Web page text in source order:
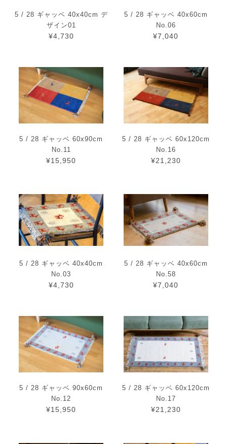
5 / 28 ギャッベ 40x40cm デ
ザイン01
¥4,730
5 / 28 ギャッベ 40x60cm
No.06
¥7,040
5 / 28 ギャッベ 60x90cm
No.11
¥15,950
5 / 28 ギャッベ 60x120cm
No.16
¥21,230
5 / 28 ギャッベ 40x40cm
No.03
¥4,730
5 / 28 ギャッベ 40x60cm
No.58
¥7,040
5 / 28 ギャッベ 90x60cm
No.12
¥15,950
5 / 28 ギャッベ 60x120cm
No.17
¥21,230